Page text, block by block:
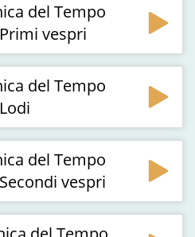
del Tempo
vespri
del Tempo
del Tempo
vespri